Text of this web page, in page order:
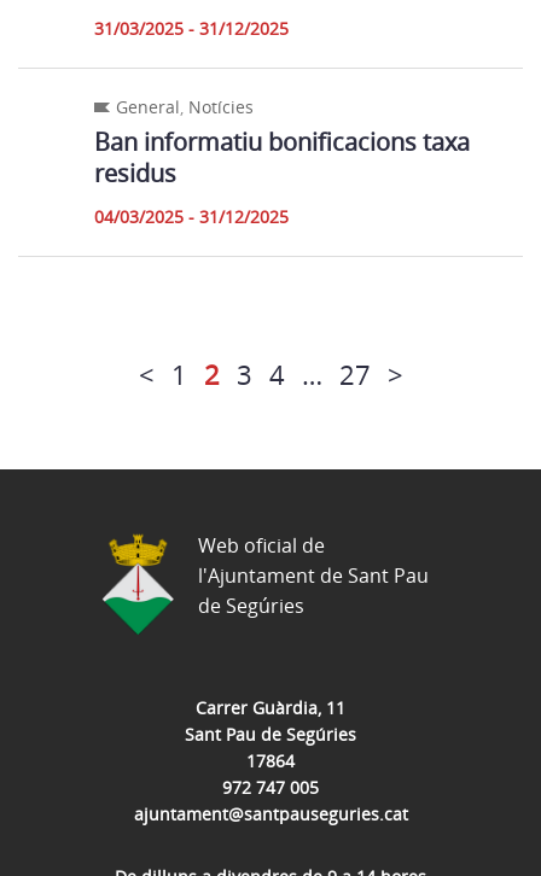
31/03/2025 - 31/12/2025
General, Notícies
Ban informatiu bonificacions taxa
residus
04/03/2025 - 31/12/2025
< 1 2 3 4 … 27 >
Carrer Guàrdia, 11
Sant Pau de Segúries
17864
972 747 005
ajuntament@santpauseguries.cat
Web oficial de
l'Ajuntament de Sant Pau
de Segúries